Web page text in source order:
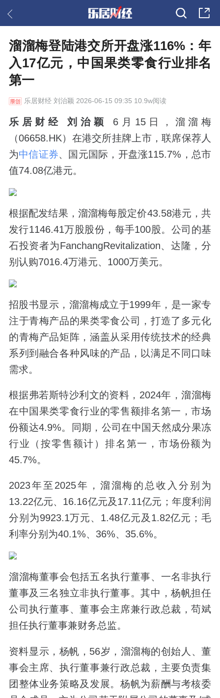
溜溜梅登陆港交所开盘涨116%：年
入17亿元，中国果类零食行业排名
第一
乐居财经刘治颖 2026-06-15 09:35 10.9w阅读
乐居财经 刘治颖 6月15日，溜溜梅
（06658.HK）在港交所挂牌上市，联席保荐人
为中信证券、国元国际，开盘涨115.7%，总市
值74.08亿港元。
根据配发结果，溜溜梅每股定价43.58港元，共
发行1146.41万股股份，每手100股。公司的基
石投资者为FanchangRevitalization、达隆，分
别认购7016.4万港元、1000万美元。
招股书显示，溜溜梅成立于1999年，是一家专
注于青梅产品的果类零食公司，打造了多元化
的青梅产品矩阵，涵盖从采用传统技术的经典
系列到融合各种风味的产品，以满足不同口味
需求。
根据弗若斯特沙利文的资料，2024年，溜溜梅
在中国果类零食行业的零售额排名第一，市场
份额达4.9%。同期，公司在中国天然成分果冻
行业（按零售额计）排名第一，市场份额为
45.7%。
2023年至2025年，溜溜梅的总收入分别为
13.22亿元、16.16亿元及17.11亿元；年度利润
分别为9923.1万元、1.48亿元及1.82亿元；毛
利率分别为40.1%、36%、35.6%。
溜溜梅董事会包括五名执行董事、一名非执行
董事及三名独立非执行董事。其中，杨帆担任
公司执行董事、董事会主席兼行政总裁，苟斌
担任执行董事兼财务总监。
资料显示，杨帆，56岁，溜溜梅的创始人、董
事会主席、执行董事兼行政总裁，主要负责集
团整体业务策略及发展。杨帆为薪酬与考核委